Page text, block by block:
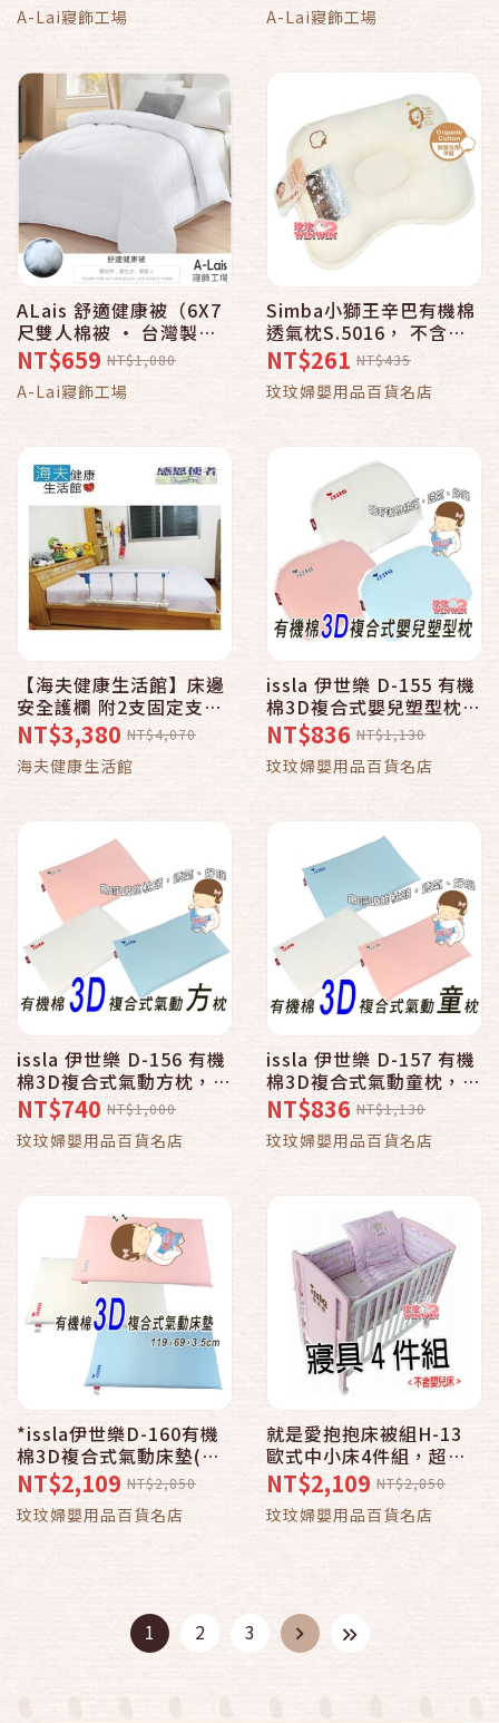
A-Lai寢飾工場 A-Lai寢飾工場
ALais 舒適健康被（6X7
尺雙人棉被 ‧ 台灣製
造）
NT$659 NT$1,080
A-Lai寢飾工場
Simba小獅王辛巴有機棉
透氣枕S.5016， 不含螢
光劑、甲醛不做任何化學
染整，保留原棉色澤
NT$261 NT$435
玟玟婦嬰用品百貨名店
【海夫健康生活館】床邊
安全護欄 附2支固定支架
(護欄型)
NT$3,380 NT$4,070
海夫健康生活館
issla 伊世樂 D-155 有機
棉3D複合式嬰兒塑型枕，
會呼吸的枕頭，透氣、好
眠，台灣製造
NT$836 NT$1,130
玟玟婦嬰用品百貨名店
issla 伊世樂 D-156 有機
棉3D複合式氣動方枕，出
生寶寶適用，會呼吸的枕
頭，透氣、好眠，台灣製
造
NT$740 NT$1,000
玟玟婦嬰用品百貨名店
issla 伊世樂 D-157 有機
棉3D複合式氣動童枕，一
歲以上適用，會呼吸的枕
頭，透氣、好眠，台灣製
造
NT$836 NT$1,130
玟玟婦嬰用品百貨名店
*issla伊世樂D-160有機
棉3D複合式氣動床墊(日
規大床:119x69x3.5cm)
透氣、好眠，台灣製造
NT$2,109 NT$2,850
玟玟婦嬰用品百貨名店
就是愛抱抱床被組H-13
歐式中小床4件組，超透
氣功能3D複合式氣動枕
NT$2,109 NT$2,850
玟玟婦嬰用品百貨名店
1 2 3